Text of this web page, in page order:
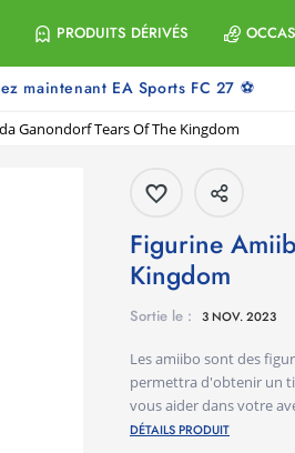
PRODUITS DÉRIVÉS
maintenant EA Sports FC 27 ⚽
Ganondorf Tears Of The Kingdom
Figurine Amiibo Zelda Ganondorf Tears Of The
Kingdom
Sortie le : 3 NOV. 2023
Les amiibo sont des
permettra d'obtenir un
vous aider dans votre
DÉTAILS PRODUIT